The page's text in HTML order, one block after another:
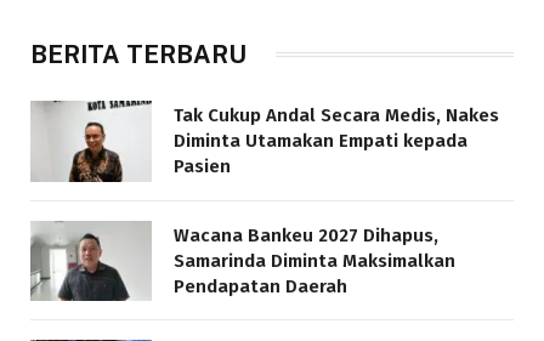
BERITA TERBARU
Tak Cukup Andal Secara Medis, Nakes
Diminta Utamakan Empati kepada
Pasien
Wacana Bankeu 2027 Dihapus,
Samarinda Diminta Maksimalkan
Pendapatan Daerah